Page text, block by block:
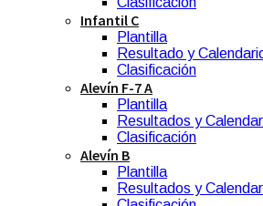
Infantil C
Plantilla
Resultado y
Clasificación
Alevín F-7 A
Plantilla
Resultados y
Clasificación
Alevín B
Plantilla
Resultados y